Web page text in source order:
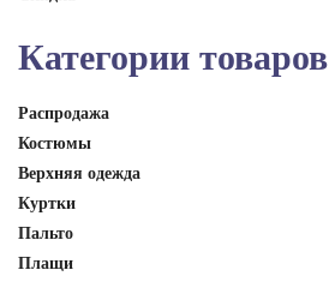
Категории товаров
Распродажа
Костюмы
Верхняя одежда
Куртки
Пальто
Плащи